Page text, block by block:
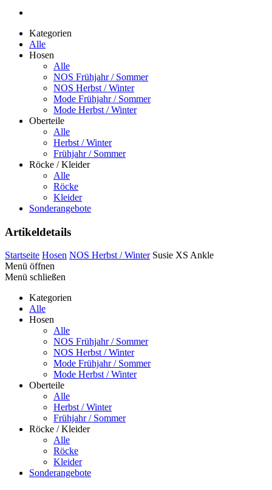
Kategorien
Alle
Hosen
Alle
NOS Frühjahr / Sommer
NOS Herbst / Winter
Mode Frühjahr / Sommer
Mode Herbst / Winter
Oberteile
Alle
Herbst / Winter
Frühjahr / Sommer
Röcke / Kleider
Alle
Röcke
Kleider
Sonderangebote
Artikeldetails
Startseite Hosen NOS Herbst / Winter Susie XS Ankle
Menü öffnen
Menü schließen
Kategorien
Alle
Hosen
Alle
NOS Frühjahr / Sommer
NOS Herbst / Winter
Mode Frühjahr / Sommer
Mode Herbst / Winter
Oberteile
Alle
Herbst / Winter
Frühjahr / Sommer
Röcke / Kleider
Alle
Röcke
Kleider
Sonderangebote